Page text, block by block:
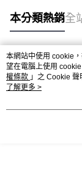
本分類熱銷全
熱門標籤
本網站中使用 cookie
望在電腦上使用
權條款 」之 Cookie
用條款之 Cookie 聲明
了解更多 >